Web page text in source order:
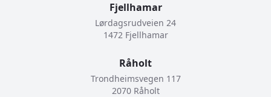
Fjellhamar
Lørdagsrudveien 24
1472 Fjellhamar
Råholt
Trondheimsvegen 117
2070 Råholt